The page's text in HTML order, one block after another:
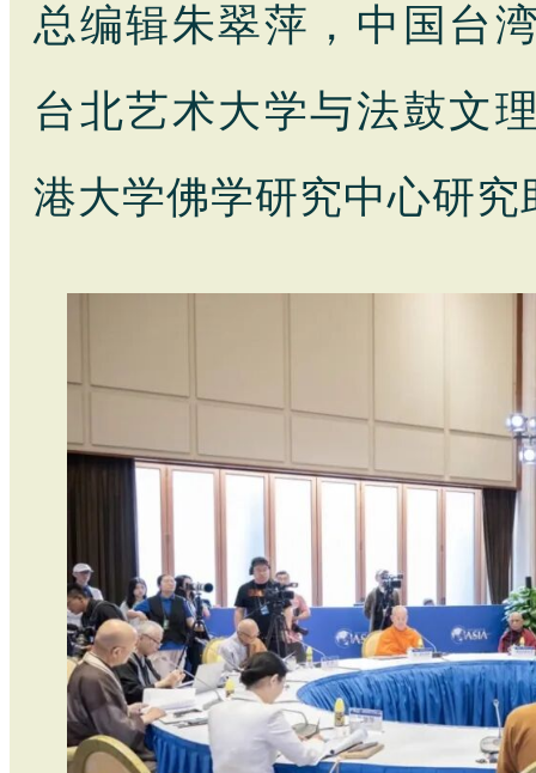
总编辑朱翠萍，中国台
台北艺术大学与法鼓文
港大学佛学研究中心研究